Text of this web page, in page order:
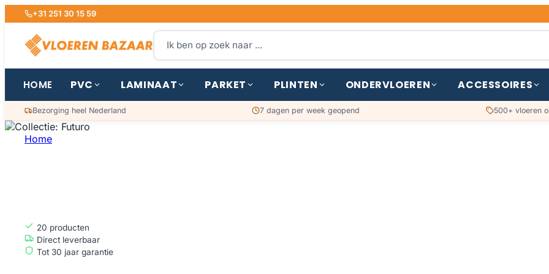
+31 251 30 15 59
HOME PVC LAMINAAT PARKET PLINTEN ONDERVLOEREN ACCESSOIRES
Bezorging heel Nederland 7 dagen per week geopend 500+ vloeren
Home
20 producten
Direct leverbaar
Tot 30 jaar garantie